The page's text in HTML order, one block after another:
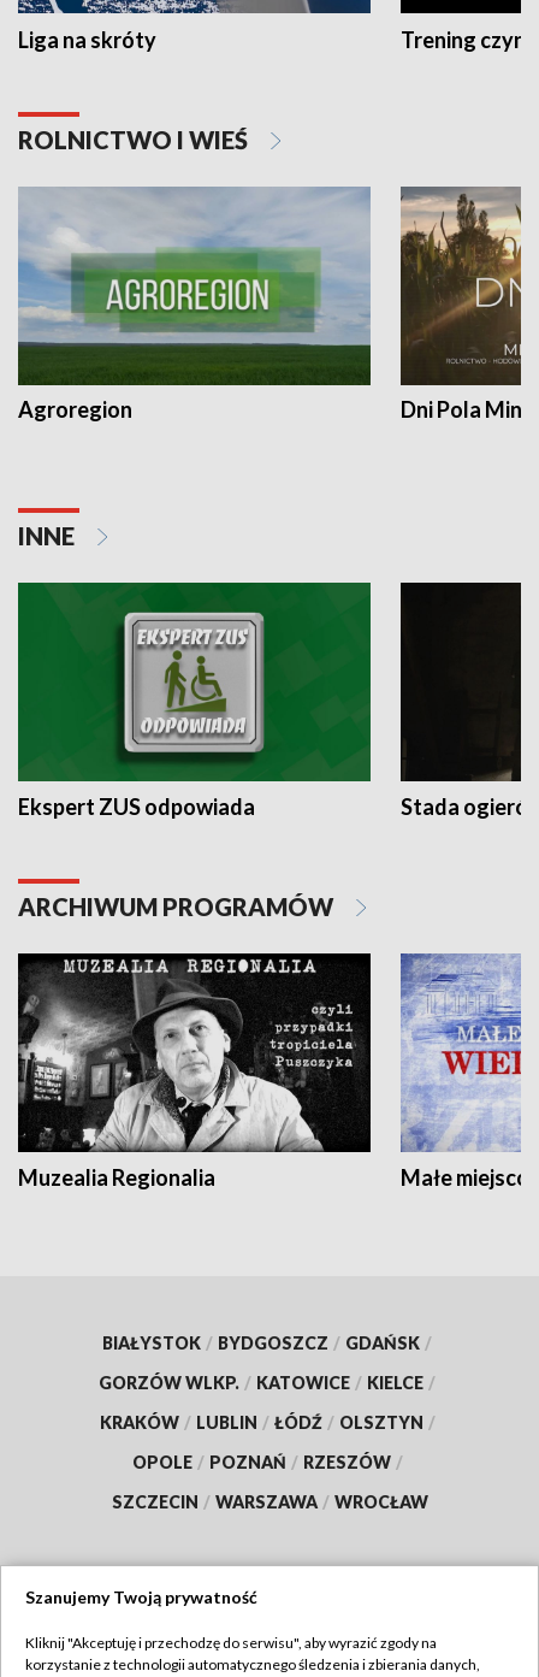
Liga na skróty Trening czyni
ROLNICTWO I WIEŚ
Agroregion Dni Pola
INNE
Ekspert ZUS odpowiada Stada
ARCHIWUM PROGRAMÓW
Muzealia Regionalia Małe
BIAŁYSTOK / BYDGOSZCZ / GDAŃSK /
GORZÓW WLKP. / KATOWICE / KIELCE /
KRAKÓW / LUBLIN / ŁÓDŹ / OLSZTYN /
OPOLE / POZNAŃ / RZESZÓW /
SZCZECIN / WARSZAWA / WROCŁAW
TVP
Szanujemy Twoją prywatność
Kliknij "Akceptuję i przechodzę do serwisu", aby wyrazić zgody na
korzystanie z technologii automatycznego śledzenia i zbierania danych,